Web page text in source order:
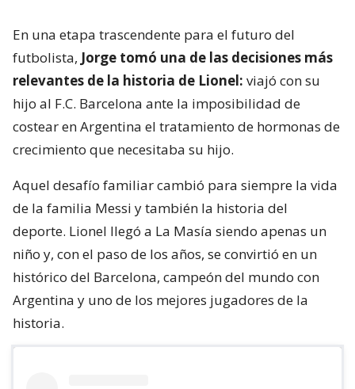
En una etapa trascendente para el futuro del
futbolista, Jorge tomó una de las decisiones más
relevantes de la historia de Lionel: viajó con su
hijo al F.C. Barcelona ante la imposibilidad de
costear en Argentina el tratamiento de hormonas de
crecimiento que necesitaba su hijo.
Aquel desafío familiar cambió para siempre la vida
de la familia Messi y también la historia del
deporte. Lionel llegó a La Masía siendo apenas un
niño y, con el paso de los años, se convirtió en un
histórico del Barcelona, campeón del mundo con
Argentina y uno de los mejores jugadores de la
historia.